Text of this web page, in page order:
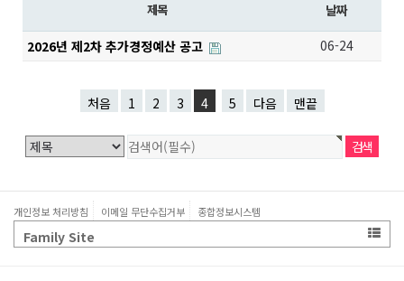
제목
날짜
2026년 제2차 추가경정예산 공고
06-24
처음 1 2 3 4 5 다음 맨끝
개인정보 처리방침 이메일 무단수집거부 종합정보시스템
Family Site